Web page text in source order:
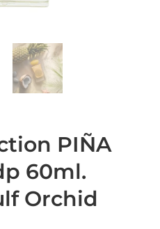
PIÑA
60ml.
Orchid